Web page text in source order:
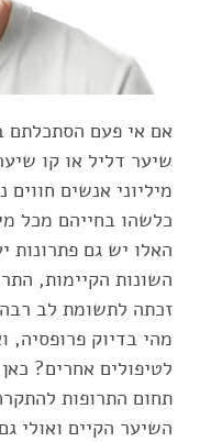
אם אי פעם הסתכלתם
שיער דליל או קו
מיליוני אנשים
כלשהו בחייהם מכל
האלו יש גם פתרונות
השונות הקיימות,
זכתה לתשומת לב
מהי בדיוק פרופסיה,
לטיפולים אחרים?
תחום התרופות
השיער הקיים ואולי